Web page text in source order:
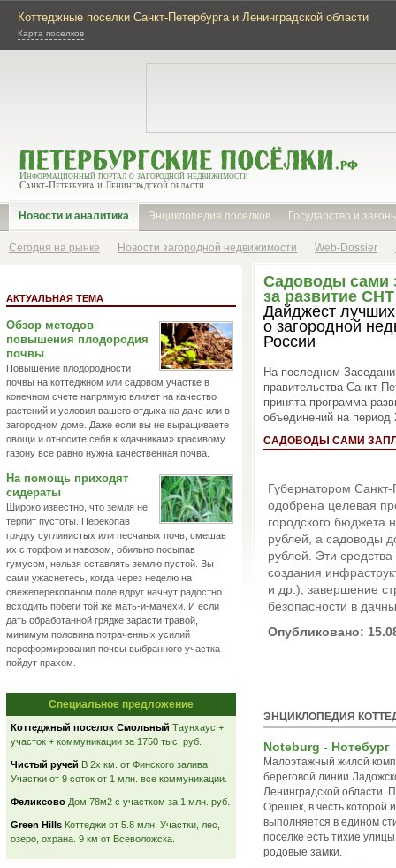
Коттеджные поселки Санкт-Петербурга и Ленинградской области
Карта поселков
Информационный портал о загородной недвижимости
Санкт-Петербурга и Ленинградской области
Новости и аналитика Энциклопедия поселков Государство и
Сегодня на рынке Новости загородной недвижимости Web-Dossier
Садоводы сами
за развитие
Дайджест
о загородной
России
На последнем
правительства Санкт-
принята программа
объединений на период
САДОВОДЫ САМИ
Губернатором
одобрена целевая
городского бюджета
рублей, а садоводы
рублей. Эти
создания
и др.), завершение
безопасности в
Опубликовано:
ЭНЦИКЛОПЕДИЯ
Noteburg - Нотебург
Малоэтажный жилой
береговой линии
Ленинградской области.
Орешек, в честь которой
выполняется в едином
поселке есть тихие
родовые замки.
АКТУАЛЬНАЯ ТЕМА
Обзор методов
повышения плодородия
почвы
Повышение плодородности
почвы на коттеджном или садовом участке в
конечном счете напрямую влияет на качество
растений и условия вашего отдыха на даче или в
загородном доме. Даже если вы не выращиваете
овощи и относите себя к «дачникам» красивому
газону все равно нужна качественная почва.
На помощь приходят
сидераты
Широко известно, что земля не
терпит пустоты. Перекопав
грядку суглинистых или песчаных почв, смешав
их с торфом и навозом, обильно посыпав
гумусом, нельзя оставлять землю пустой. Вы
сами ужаснетесь, когда через неделю на
свежеперекопаном поле вдруг начнут радостно
всходить побеги той же мать-и-мачехи. И если
дать обработанной грядке зарасти травой,
минимум половина потраченных усилий
переформирования почвы выбранного участка
пойдут прахом.
Специальное предложение
Коттеджный поселок Смольный Таунхаус +
участок + коммуникации за 1750 тыс. руб.
Чистый ручей В 2х км. от Финского залива.
Участки от 9 соток от 1 млн. все коммуникации.
Феликсово Дом 78м2 с участком за 1 млн. руб.
Green Hills Коттеджи от 5.8 млн. Участки, лес,
озеро, охрана. 9 км от Всеволожска.